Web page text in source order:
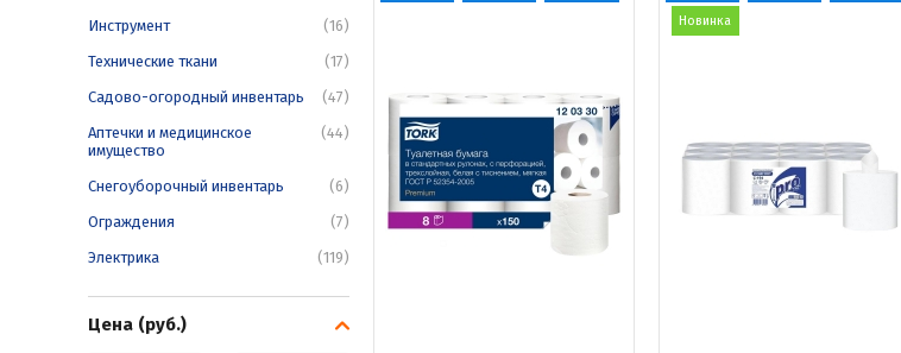
Инструмент
(16)
Технические ткани
(17)
Садово-огородный инвентарь
(47)
Аптечки и медицинское
имущество
(44)
Снегоуборочный инвентарь
(6)
Ограждения
(7)
Электрика
(119)
Цена (руб.)
Новинка